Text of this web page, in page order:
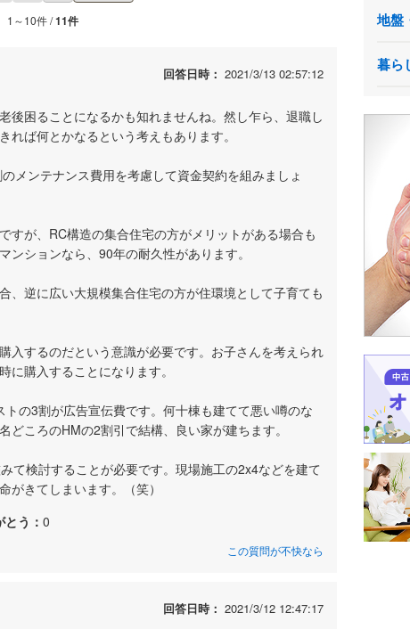
1～10件 /11件
回答日時： 2021/3/13 02:57:12
後困ることになるかも知れませんね。然し乍ら、退職し
ば何とかなるという考えもあります。
メンテナンス費用を考慮して資金契約を組みましょ
すが、RC構造の集合住宅の方がメリットがある場合も
ションなら、90年の耐久性があります。
、逆に広い大規模集合住宅の方が住環境として子育ても
入するのだという意識が必要です。お子さんを考えられ
購入することになります。
の3割が広告宣伝費です。何十棟も建てて悪い噂のな
ころのHMの2割引で結構、良い家が建ちます。
て検討することが必要です。現場施工の2x4などを建て
がきてしまいます。（笑）
とう： 0
この質問が不快なら
回答日時： 2021/3/12 12:47:17
地盤
暮ら